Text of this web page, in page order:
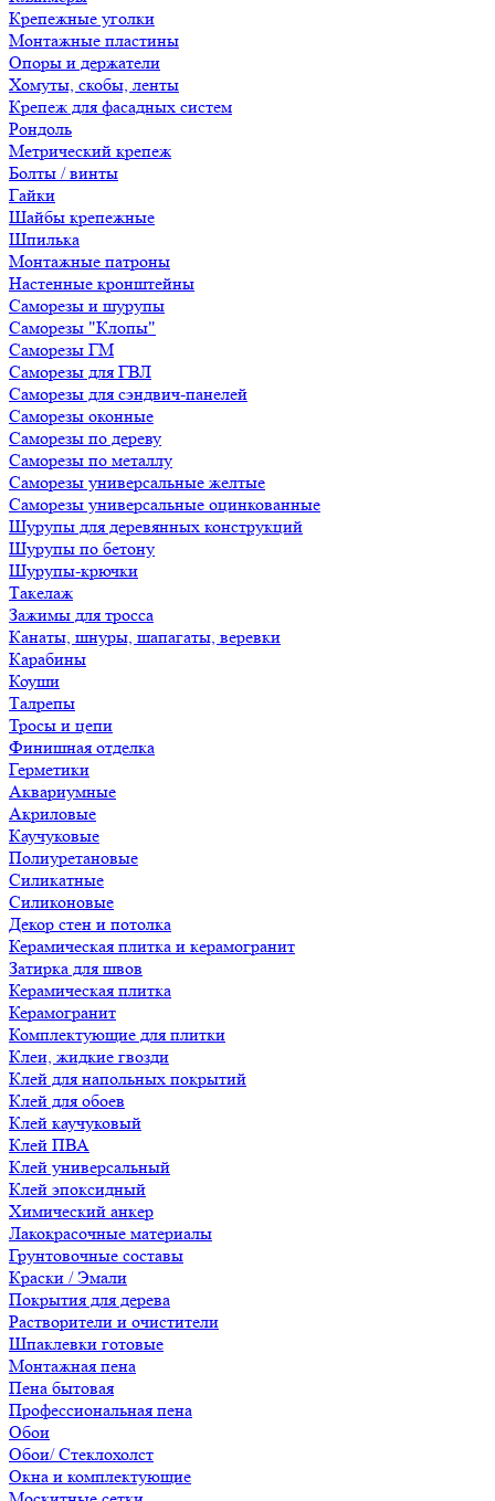
Крепежные уголки
Монтажные пластины
Опоры и держатели
Хомуты, скобы, ленты
Крепеж для фасадных систем
Рондоль
Метрический крепеж
Болты / винты
Гайки
Шайбы крепежные
Шпилька
Монтажные патроны
Настенные кронштейны
Саморезы и шурупы
Саморезы "Клопы"
Саморезы ГМ
Саморезы для ГВЛ
Саморезы для сэндвич-панелей
Саморезы оконные
Саморезы по дереву
Саморезы по металлу
Саморезы универсальные желтые
Саморезы универсальные оцинкованные
Шурупы для деревянных конструкций
Шурупы по бетону
Шурупы-крючки
Такелаж
Зажимы для тросса
Канаты, шнуры, шапагаты, веревки
Карабины
Коуши
Талрепы
Тросы и цепи
Финишная отделка
Герметики
Аквариумные
Акриловые
Каучуковые
Полиуретановые
Силикатные
Силиконовые
Декор стен и потолка
Керамическая плитка и керамогранит
Затирка для швов
Керамическая плитка
Керамогранит
Комплектующие для плитки
Клеи, жидкие гвозди
Клей для напольных покрытий
Клей для обоев
Клей каучуковый
Клей ПВА
Клей универсальный
Клей эпоксидный
Химический анкер
Лакокрасочные материалы
Грунтовочные составы
Краски / Эмали
Покрытия для дерева
Растворители и очистители
Шпаклевки готовые
Монтажная пена
Пена бытовая
Профессиональная пена
Обои
Обои/ Стеклохолст
Окна и комплектующие